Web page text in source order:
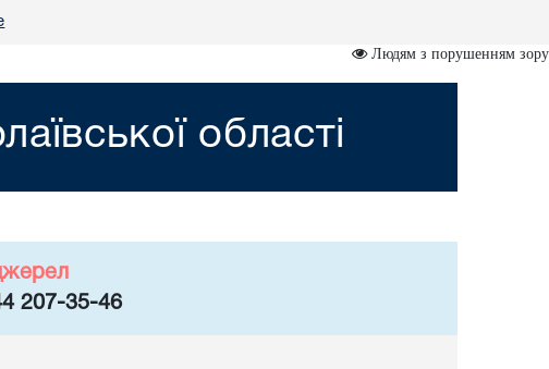
Людям з порушенням зору
області
207-35-46